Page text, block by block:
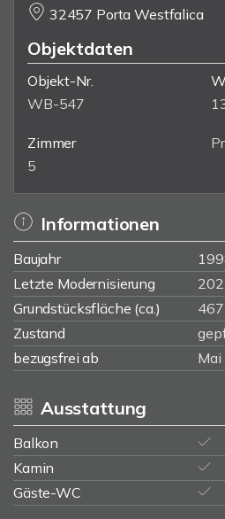
32457 Porta Westfalica
Objektdaten
Objekt-Nr.
WB-547
Zimmer
5
Informationen
Baujahr
Letzte Modernisierung
Grundstücksfläche (ca.)
467
Zustand
bezugsfrei ab
Ausstattung
Balkon
Kamin
Gäste-WC